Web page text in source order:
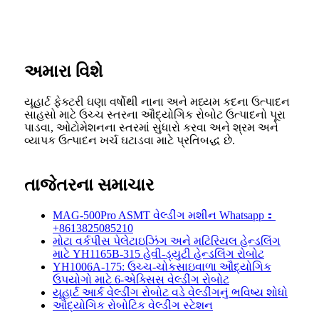
અમારા વિશે
યૂહાર્ટ ફેક્ટરી ઘણા વર્ષોથી નાના અને મધ્યમ કદના ઉત્પાદન
સાહસો માટે ઉચ્ચ સ્તરના ઔદ્યોગિક રોબોટ ઉત્પાદનો પૂરા
પાડવા, ઓટોમેશનના સ્તરમાં સુધારો કરવા અને શ્રમ અને
વ્યાપક ઉત્પાદન ખર્ચ ઘટાડવા માટે પ્રતિબદ્ધ છે.
તાજેતરના સમાચાર
MAG-500Pro ASMT વેલ્ડીંગ મશીન Whatsapp：
+8613825085210
મોટા વર્કપીસ પેલેટાઇઝિંગ અને મટિરિયલ હેન્ડલિંગ
માટે YH1165B-315 હેવી-ડ્યુટી હેન્ડલિંગ રોબોટ
YH1006A-175: ઉચ્ચ-ચોકસાઇવાળા ઔદ્યોગિક
ઉપયોગો માટે 6-એક્સિસ વેલ્ડીંગ રોબોટ
યૂહાર્ટ આર્ક વેલ્ડીંગ રોબોટ વડે વેલ્ડીંગનું ભવિષ્ય શોધો
ઔદ્યોગિક રોબોટિક વેલ્ડીંગ સ્ટેશન